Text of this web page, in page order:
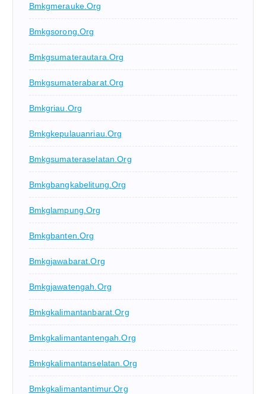
Bmkgmerauke.org
Bmkgsorong.org
Bmkgsumaterautara.org
Bmkgsumaterabarat.org
Bmkgriau.org
Bmkgkepulauanriau.org
Bmkgsumateraselatan.org
Bmkgbangkabelitung.org
Bmkglampung.org
Bmkgbanten.org
Bmkgjawabarat.org
Bmkgjawatengah.org
Bmkgkalimantanbarat.org
Bmkgkalimantantengah.org
Bmkgkalimantanselatan.org
Bmkgkalimantantimur.org